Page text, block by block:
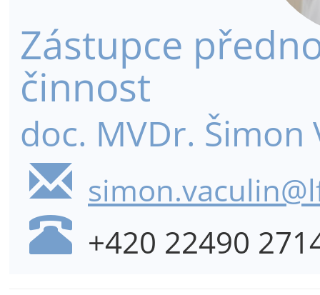
Zástupce
činnost
doc. MVDr. Šimon
+420 22490